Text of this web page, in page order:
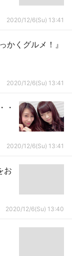
2020/12/6(Su) 13:41
かくグルメ！』
2020/12/6(Su) 13:41
・
2020/12/6(Su) 13:41
お
2020/12/6(Su) 13:40